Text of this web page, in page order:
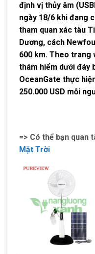
định vị thủy âm
ngày 18/6 khi đang
tham quan xác tàu
Dương, cách
600 km. Theo trang
thám hiểm dưới đáy
OceanGate thực
250.000 USD mỗi
=> Có thể bạn quan
Mặt Trời